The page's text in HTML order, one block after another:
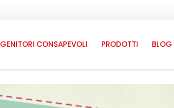
GENITORI CONSAPEVOLI PRODOTTI BLOG